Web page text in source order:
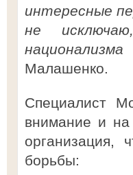
интересные
не
Малашенко.
Специалист
внимание и
организация,
борьбы: